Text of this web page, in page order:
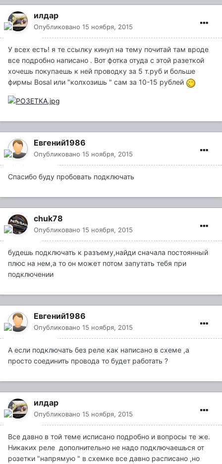
илдар
Опубликовано 15 ноября, 2015
У всех есть! я те ссылку кинул на тему почитай там вроде
все подробно написано . Вот фотка отуда с этой разеткой
хочешь покупаешь к ней проводку за 5 т.руб и больше
фирмы Bosal или "колхозишь " сам за 10-15 рублей
Евгений1986
Опубликовано 15 ноября, 2015
Спасибо буду пробовать подключать
chuk78
Опубликовано 15 ноября, 2015
будешь подключать к разъему,найди сначала постоянный
плюс на нем,а то он может потом запутать тебя при
подключении
Евгений1986
Опубликовано 15 ноября, 2015
А если подключать без реле как написано в схеме ,а
просто соединить провода то будет работать ?
илдар
Опубликовано 15 ноября, 2015
Все давно в той теме исписано подробно и вопросы те же.
Никаких реле дополнительно не надо подключаешься от
розетки "напрямую " в схемке все давно расписано ,но